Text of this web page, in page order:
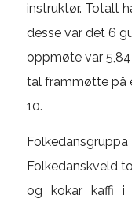
instruktør. Totalt
desse var det 6
oppmøte var
tal frammøtte på
10.
Folkedanskveld
og kokar kaffi i